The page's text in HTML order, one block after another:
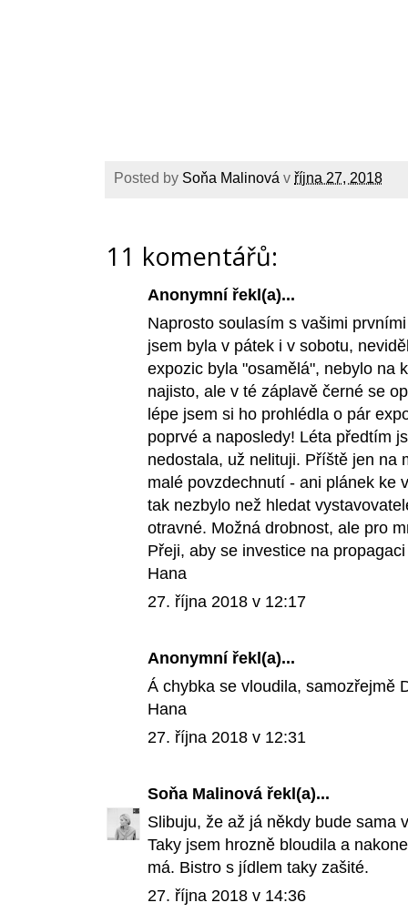
Posted by Soňa Malinová v října 27, 2018
11 komentářů:
Anonymní řekl(a)...
Naprosto soulasím s vašimi
jsem byla v pátek i v sobotu,
expozic byla "osamělá", nebylo na
najisto, ale v té záplavě černé se
lépe jsem si ho prohlédla o pár
poprvé a naposledy! Léta předtím
nedostala, už nelituji. Příště jen na
malé povzdechnutí - ani plánek ke
tak nezbylo než hledat
otravné. Možná drobnost, ale pro
Přeji, aby se investice na
Hana
27. října 2018 v 12:17
Anonymní řekl(a)...
Á chybka se vloudila, samozřejmě
Hana
27. října 2018 v 12:31
Soňa Malinová řekl(a)...
Slibuju, že až já někdy bude sama
Taky jsem hrozně bloudila a
má. Bistro s jídlem taky zašité.
27. října 2018 v 14:36